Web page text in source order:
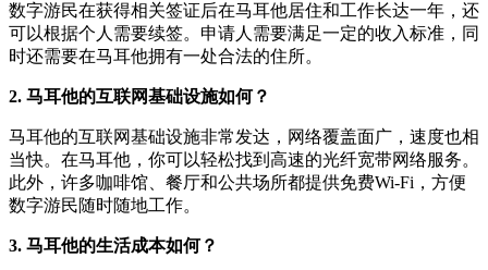
数字游民在获得相关签证后在马耳他居住和工作长达一年，还
可以根据个人需要续签。申请人需要满足一定的收入标准，同
时还需要在马耳他拥有一处合法的住所。
2. 马耳他的互联网基础设施如何？
马耳他的互联网基础设施非常发达，网络覆盖面广，速度也相
当快。在马耳他，你可以轻松找到高速的光纤宽带网络服务。
此外，许多咖啡馆、餐厅和公共场所都提供免费Wi-Fi，方便
数字游民随时随地工作。
3. 马耳他的生活成本如何？